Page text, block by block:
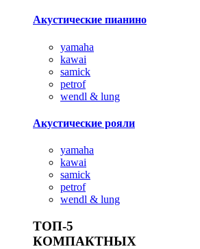
Акустические пианино
yamaha
kawai
samick
petrof
wendl & lung
Акустические рояли
yamaha
kawai
samick
petrof
wendl & lung
ТОП-5
КОМПАКТНЫХ